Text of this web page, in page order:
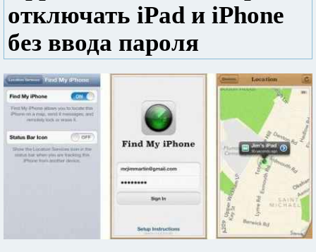
отключать iPad и iPhone
без ввода пароля